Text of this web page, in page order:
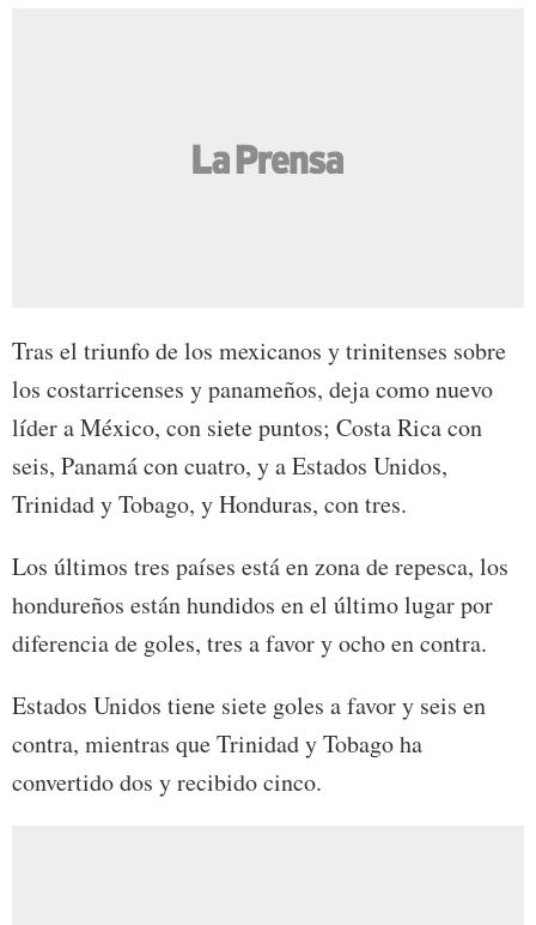
Tras el triunfo de los mexicanos y trinitenses sobre
los costarricenses y panameños, deja como nuevo
líder a México, con siete puntos; Costa Rica con
seis, Panamá con cuatro, y a Estados Unidos,
Trinidad y Tobago, y Honduras, con tres.
Los últimos tres países está en zona de repesca, los
hondureños están hundidos en el último lugar por
diferencia de goles, tres a favor y ocho en contra.
Estados Unidos tiene siete goles a favor y seis en
contra, mientras que Trinidad y Tobago ha
convertido dos y recibido cinco.